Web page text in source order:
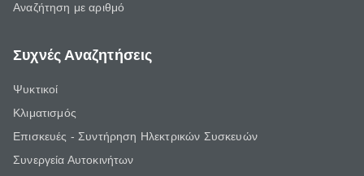
Αναζήτηση με αριθμό
Συχνές Αναζητήσεις
Ψυκτικοί
Κλιματισμός
Επισκευές - Συντήρηση Ηλεκτρικών Συσκευών
Συνεργεία Αυτοκινήτων